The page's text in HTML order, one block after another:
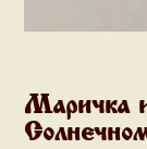
Маричка